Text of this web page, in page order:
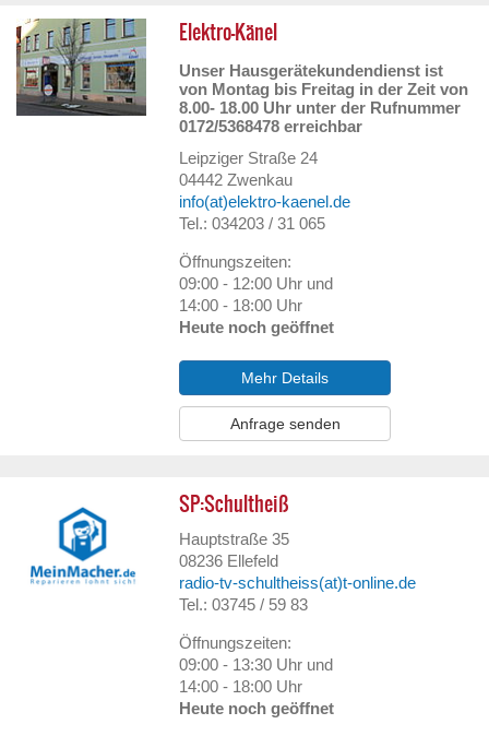
Elektro-Känel
Unser Hausgerätekundendienst ist
von Montag bis Freitag in der Zeit von
8.00- 18.00 Uhr unter der Rufnummer
0172/5368478 erreichbar
Leipziger Straße 24
04442 Zwenkau
info(at)elektro-kaenel.de
Tel.: 034203 / 31 065
Öffnungszeiten:
09:00 - 12:00 Uhr und
14:00 - 18:00 Uhr
Heute noch geöffnet
Mehr Details
Anfrage senden
SP:Schultheiß
Hauptstraße 35
08236 Ellefeld
radio-tv-schultheiss(at)t-online.de
Tel.: 03745 / 59 83
Öffnungszeiten:
09:00 - 13:30 Uhr und
14:00 - 18:00 Uhr
Heute noch geöffnet